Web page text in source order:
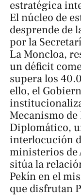
estratégica
El núcleo de
desprende de
por la
La Moncloa,
un déficit
supera los
ello, el
Mecanismo
Diplomático,
interlocución
ministerios de
sitúa la
Pekín en el
que disfrutan